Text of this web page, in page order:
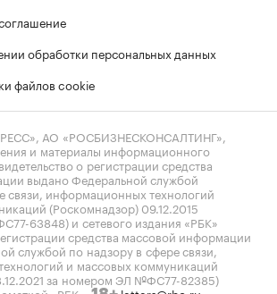
обработки персональных данных
файлов cookie
АО «РОСБИЗНЕСКОНСАЛТИНГ»,
и материалы информационного
о регистрации средства
выдано Федеральной службой
связи, информационных технологий
(Роскомнадзор) 09.12.2015
63848) и сетевого издания «РБК»
средства массовой информации
службой по надзору в сфере связи,
и массовых коммуникаций
за номером ЭЛ №ФС77-82385)